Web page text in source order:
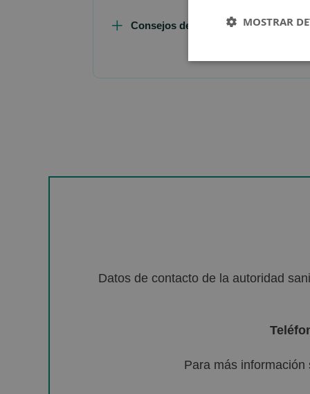
Consejos de Compra Producto
Datos de contacto de la autoridad
Para más
MOSTRAR